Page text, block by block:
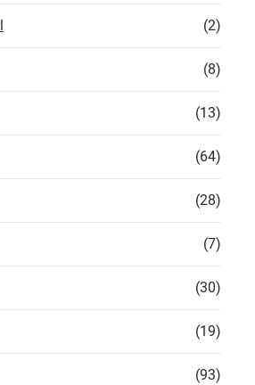
(2)
(8)
(13)
(64)
(28)
(7)
(30)
(19)
(93)